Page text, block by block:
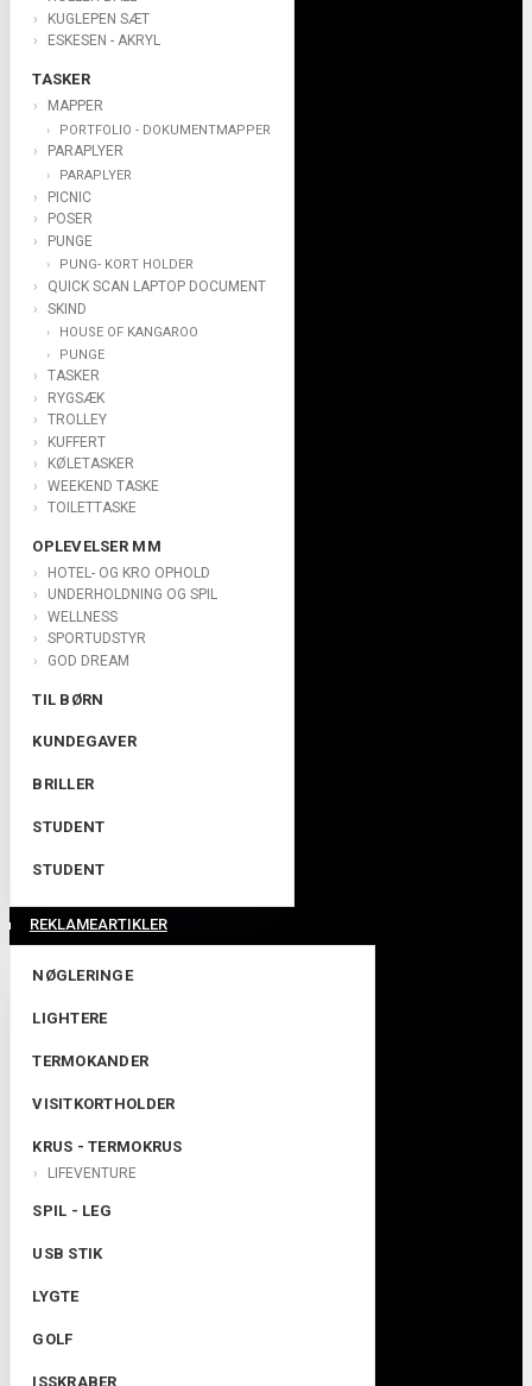
KUGLEPEN SÆT
ESKESEN - AKRYL
TASKER
MAPPER
PORTFOLIO - DOKUMENTMAPPER
PARAPLYER
PARAPLYER
PICNIC
POSER
PUNGE
PUNG- KORT HOLDER
QUICK SCAN LAPTOP DOCUMENT
SKIND
HOUSE OF KANGAROO
PUNGE
TASKER
RYGSÆK
TROLLEY
KUFFERT
KØLETASKER
WEEKEND TASKE
TOILETTASKE
OPLEVELSER MM
HOTEL- OG KRO OPHOLD
UNDERHOLDNING OG SPIL
WELLNESS
SPORTUDSTYR
GOD DREAM
TIL BØRN
KUNDEGAVER
BRILLER
STUDENT
STUDENT
REKLAMEARTIKLER
NØGLERINGE
LIGHTERE
TERMOKANDER
VISITKORTHOLDER
KRUS - TERMOKRUS
LIFEVENTURE
SPIL - LEG
USB STIK
LYGTE
GOLF
ISSKRABER